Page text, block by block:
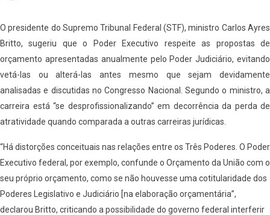
O presidente do Supremo Tribunal Federal (STF), ministro Carlos Ayres
Britto, sugeriu que o Poder Executivo respeite as propostas de
orçamento apresentadas anualmente pelo Poder Judiciário, evitando
vetá-las ou alterá-las antes mesmo que sejam devidamente
analisadas e discutidas no Congresso Nacional. Segundo o ministro, a
carreira está “se desprofissionalizando” em decorrência da perda de
atratividade quando comparada a outras carreiras jurídicas.
“Há distorções conceituais nas relações entre os Três Poderes. O Poder
Executivo federal, por exemplo, confunde o Orçamento da União com o
seu próprio orçamento, como se não houvesse uma cotitularidade dos
Poderes Legislativo e Judiciário [na elaboração orçamentária”,
declarou Britto, criticando a possibilidade do governo federal interferir